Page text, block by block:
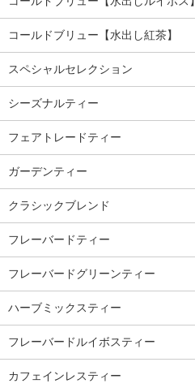
コールドブリュー【水出し紅茶】
スペシャルセレクション
シーズナルティー
フェアトレードティー
ガーデンティー
クラシックブレンド
フレーバードティー
フレーバードグリーンティー
ハーブミックスティー
フレーバードルイボスティー
カフェインレスティー